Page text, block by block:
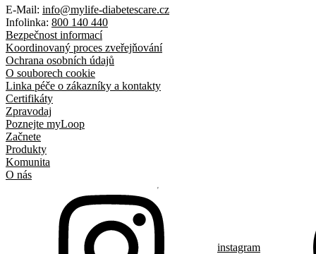
E-Mail: info@mylife-diabetescare.cz
Infolinka: 800 140 440
Bezpečnost informací
Koordinovaný proces zveřejňování
Ochrana osobních údajů
O souborech cookie
Linka péče o zákazníky a kontakty
Certifikáty
Zpravodaj
Poznejte myLoop
Začnete
Produkty
Komunita
O nás
instagram